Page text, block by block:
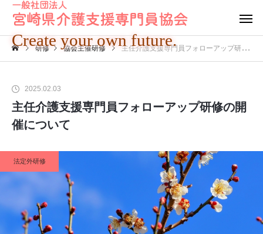
Create your own future.
研修 協会主催研修 主任介護支援専門員フォローアップ研修の開催について
2025.02.03
主任介護支援専門員フォローアップ研修の開
催について
法定外研修